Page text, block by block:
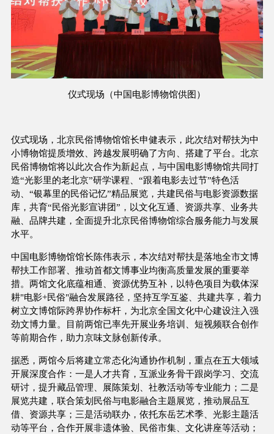
仪式现场（中国电影博物馆供图）
仪式现场，北京民俗博物馆馆长申健表示，此次结对帮扶为中
小博物馆提质增效、跨越发展明确了方向、搭建了平台。北京
民俗博物馆将以此次合作为新起点，与中国电影博物馆共同打
造“光影里的老北京”研学课程、“跟着电影去过节”特色活
动、“银幕里的民俗记忆”精品展览，共建民俗与电影资源数据
库，共育“民俗光影宣讲团”，以文化互通、资源共享、业务共
融、品牌共建，全面提升北京民俗博物馆综合服务能力与发展
水平。
中国电影博物馆馆长陈伟表示，本次结对帮扶是落地全市文博
帮扶工作部署、推动首都文博事业均衡高质量发展的重要举
措。两馆文化底蕴相通、资源优势互补，以特色项目为载体深
耕"电影+民俗"融合发展路径，坚持互学互鉴、共建共享，着力
树立文博馆际跨界协作标杆，为北京全国文化中心建设注入强
劲文博力量。目前两馆已率先开展业务培训、短视频联合创作
等前期合作，助力京味文脉创新传承。
据悉，两馆今后将建立常态化沟通协作机制，重点在五大领域
开展深度合作：一是人才共育，互派业务骨干跟岗学习、交流
研讨，提升藏品管理、展陈策划、社教活动等专业能力；二是
展览共建，联合策划民俗与电影融合主题展览，推动展品互
借、资源共享；三是活动联办，依托东岳艺术季、光影主题活
动等平台，合作开展非遗体验、民俗市集、文化讲座等活动；